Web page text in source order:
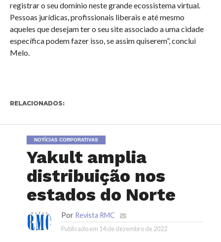
registrar o seu domínio neste grande ecossistema virtual.
Pessoas jurídicas, profissionais liberais e até mesmo
aqueles que desejam ter o seu site associado a uma cidade
específica podem fazer isso, se assim quiserem”, conclui
Melo.
RELACIONADOS:
NOTÍCIAS CORPORATIVAS
Yakult amplia
distribuição nos
estados do Norte
Por Revista RMC
Publicado em 14 de dezembro de 2022